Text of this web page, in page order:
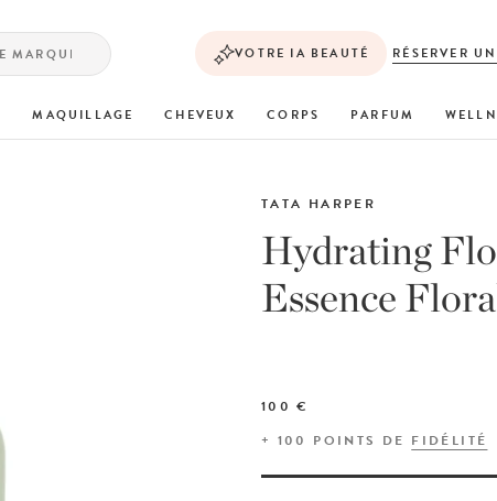
VOTRE IA BEAUTÉ RÉSERVER
MAQUILLAGE CHEVEUX CORPS PARFUM
Hydrating
Essence
TATA HARPER
100 €
+ 100 POINTS DE FIDÉLITÉ